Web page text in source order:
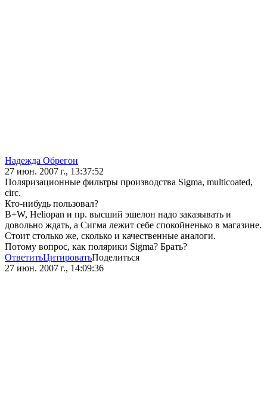
Надежда Обрегон
27 июн. 2007 г., 13:37:52
Поляризационные фильтры производства Sigma, multicoated,
circ.
Кто-нибудь пользовал?
B+W, Heliopan и пр. высший эшелон надо заказывать и
довольно ждать, а Сигма лежит себе спокойненько в магазине.
Стоит столько же, сколько и качественные аналоги.
Потому вопрос, как полярики Sigma? Брать?
ОтветитьЦитироватьПоделиться
27 июн. 2007 г., 14:09:36